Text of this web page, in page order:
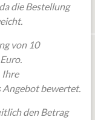
die Bestellung
von 10
Ihre
Angebot bewertet.
den Betrag